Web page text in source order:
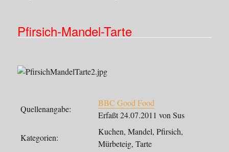
Pfirsich-Mandel-Tarte
Quellenangabe:
BBC Good Food
Erfaßt 24.07.2011 von Sus
Kategorien:
Kuchen, Mandel, Pfirsich,
Mürbeteig, Tarte